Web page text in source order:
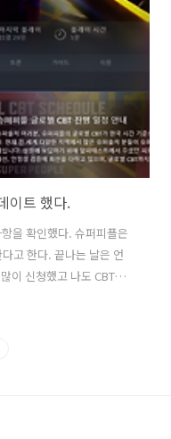
이트 했다.
을 확인했다. 슈퍼피플은
고 한다. 끝나는 날은 언
이 신청했고 나도 CBT로
로는 배틀그라운드와 모
운영사가 한국회사이고